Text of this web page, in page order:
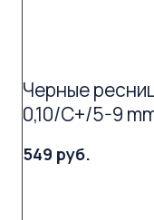
Черные
0,10/C+/5-9
549 руб.